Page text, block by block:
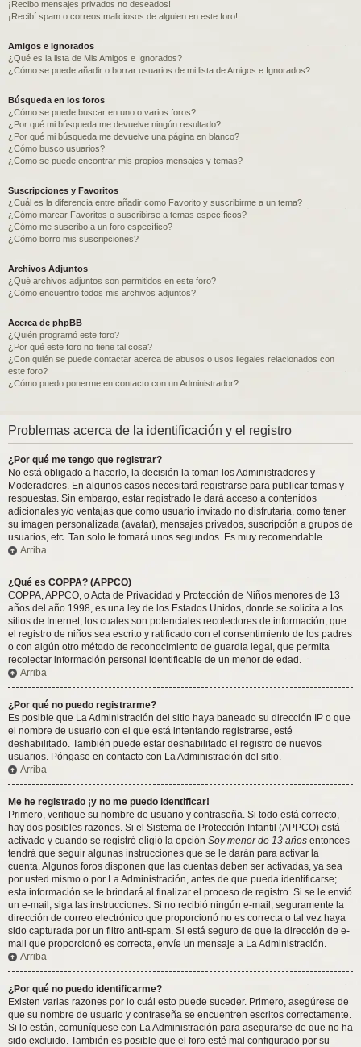
¡Recibo mensajes privados no deseados!
¡Recibí spam o correos maliciosos de alguien en este foro!
Amigos e Ignorados
¿Qué es la lista de Mis Amigos e Ignorados?
¿Cómo se puede añadir o borrar usuarios de mi lista de Amigos e Ignorados?
Búsqueda en los foros
¿Cómo se puede buscar en uno o varios foros?
¿Por qué mi búsqueda me devuelve ningún resultado?
¿Por qué mi búsqueda me devuelve una página en blanco?
¿Cómo busco usuarios?
¿Como se puede encontrar mis propios mensajes y temas?
Suscripciones y Favoritos
¿Cuál es la diferencia entre añadir como Favorito y suscribirme a un tema?
¿Cómo marcar Favoritos o suscribirse a temas específicos?
¿Cómo me suscribo a un foro específico?
¿Cómo borro mis suscripciones?
Archivos Adjuntos
¿Qué archivos adjuntos son permitidos en este foro?
¿Cómo encuentro todos mis archivos adjuntos?
Acerca de phpBB
¿Quién programó este foro?
¿Por qué este foro no tiene tal cosa?
¿Con quién se puede contactar acerca de abusos o usos ilegales relacionados con
este foro?
¿Cómo puedo ponerme en contacto con un Administrador?
Problemas acerca de la identificación y el registro
¿Por qué me tengo que registrar?
No está obligado a hacerlo, la decisión la toman los Administradores y
Moderadores. En algunos casos necesitará registrarse para publicar temas y
respuestas. Sin embargo, estar registrado le dará acceso a contenidos
adicionales y/o ventajas que como usuario invitado no disfrutaría, como tener
su imagen personalizada (avatar), mensajes privados, suscripción a grupos de
usuarios, etc. Tan solo le tomará unos segundos. Es muy recomendable.
Arriba
¿Qué es COPPA? (APPCO)
COPPA, APPCO, o Acta de Privacidad y Protección de Niños menores de 13
años del año 1998, es una ley de los Estados Unidos, donde se solicita a los
sitios de Internet, los cuales son potenciales recolectores de información, que
el registro de niños sea escrito y ratificado con el consentimiento de los padres
o con algún otro método de reconocimiento de guardia legal, que permita
recolectar información personal identificable de un menor de edad.
Arriba
¿Por qué no puedo registrarme?
Es posible que La Administración del sitio haya baneado su dirección IP o que
el nombre de usuario con el que está intentando registrarse, esté
deshabilitado. También puede estar deshabilitado el registro de nuevos
usuarios. Póngase en contacto con La Administración del sitio.
Arriba
Me he registrado ¡y no me puedo identificar!
Primero, verifique su nombre de usuario y contraseña. Si todo está correcto,
hay dos posibles razones. Si el Sistema de Protección Infantil (APPCO) está
activado y cuando se registró eligió la opción Soy menor de 13 años entonces
tendrá que seguir algunas instrucciones que se le darán para activar la
cuenta. Algunos foros disponen que las cuentas deben ser activadas, ya sea
por usted mismo o por La Administración, antes de que pueda identificarse;
esta información se le brindará al finalizar el proceso de registro. Si se le envió
un e-mail, siga las instrucciones. Si no recibió ningún e-mail, seguramente la
dirección de correo electrónico que proporcionó no es correcta o tal vez haya
sido capturada por un filtro anti-spam. Si está seguro de que la dirección de e-
mail que proporcionó es correcta, envíe un mensaje a La Administración.
Arriba
¿Por qué no puedo identificarme?
Existen varias razones por lo cuál esto puede suceder. Primero, asegúrese de
que su nombre de usuario y contraseña se encuentren escritos correctamente.
Si lo están, comuníquese con La Administración para asegurarse de que no ha
sido excluido. También es posible que el foro esté mal configurado por su